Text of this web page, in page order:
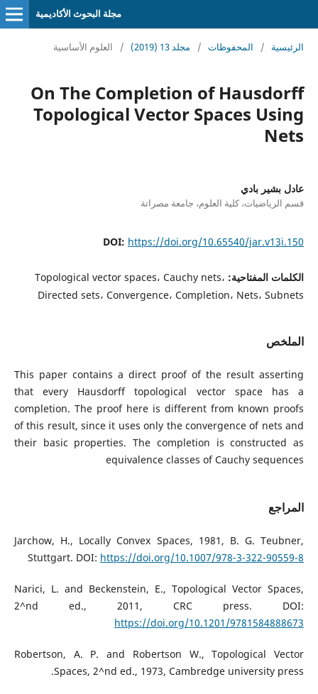
مجلة البحوث الأكاديمية
الرئيسية / المحفوظات / مجلد 13 (2019) / العلوم الأساسية
On The Completion of Hausdorff
Topological Vector Spaces Using
Nets
عادل بشير بادي
قسم الرياضيات، كلية العلوم، جامعة مصراتة
DOI: https://doi.org/10.65540/jar.v13i.150
الكلمات المفتاحية: Topological vector spaces، Cauchy nets،
Directed sets، Convergence، Completion، Nets، Subnets
الملخص
This paper contains a direct proof of the result asserting
that every Hausdorff topological vector space has a
completion. The proof here is different from known proofs
of this result, since it uses only the convergence of nets and
their basic properties. The completion is constructed as
equivalence classes of Cauchy sequences
المراجع
Jarchow, H., Locally Convex Spaces, 1981, B. G. Teubner,
Stuttgart. DOI: https://doi.org/10.1007/978-3-322-90559-8
Narici, L. and Beckenstein, E., Topological Vector Spaces,
2^nd ed., 2011, CRC press. DOI:
https://doi.org/10.1201/9781584888673
Robertson, A. P. and Robertson W., Topological Vector
Spaces, 2^nd ed., 1973, Cambredge university press.